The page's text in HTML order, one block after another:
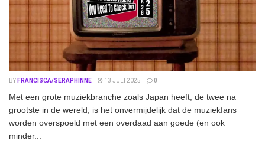
BY FRANCISCA/SERAPHINNE 13 JULI 2025 0
Met een grote muziekbranche zoals Japan heeft, de twee na
grootste in de wereld, is het onvermijdelijk dat de muziekfans
worden overspoeld met een overdaad aan goede (en ook
minder...